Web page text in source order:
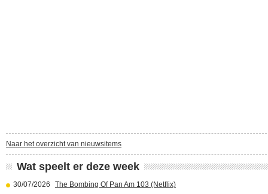
Naar het overzicht van nieuwsitems
Wat speelt er deze week
30/07/2026 The Bombing Of Pan Am 103 (Netflix)